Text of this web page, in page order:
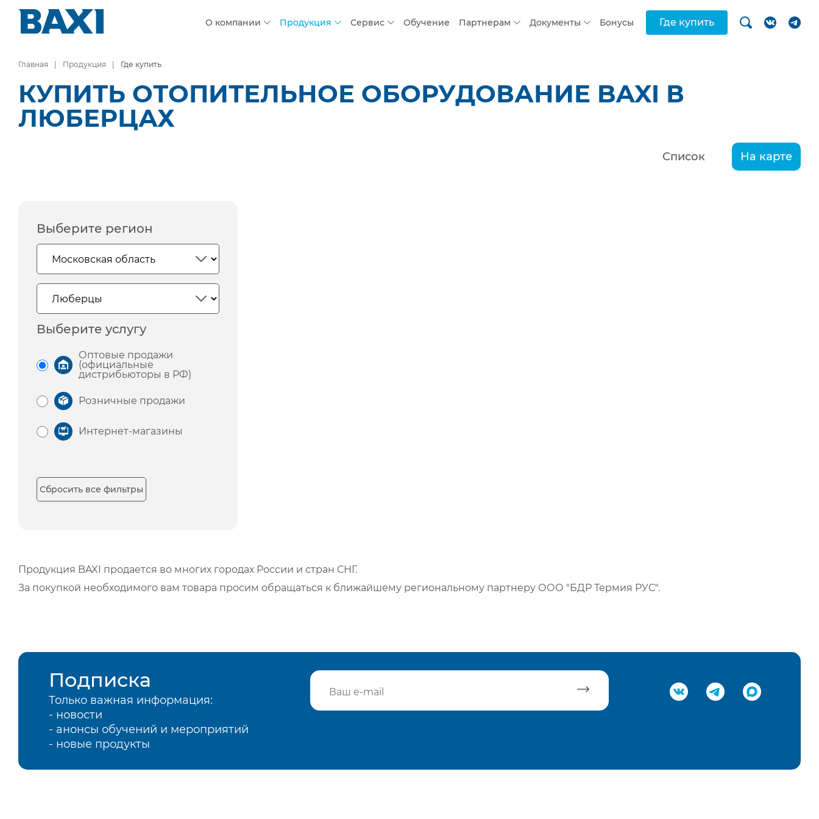
О компании Продукция Сервис Обучение Партнерам Документы Бонусы Где купить
Главная Продукция Где купить
КУПИТЬ ОТОПИТЕЛЬНОЕ ОБОРУДОВАНИЕ BAXI В
ЛЮБЕРЦАХ
Список На карте
Выберите регион
Выберите услугу
Оптовые продажи
(официальные
дистрибьюторы в РФ)
Розничные продажи
Интернет-магазины
Сбросить все фильтры
Продукция BAXI продается во многих городах России и стран СНГ.
За покупкой необходимого вам товара просим обращаться к ближайшему региональному партнеру ООО "БДР Термия РУС".
Подписка
Только важная информация:
- новости
- анонсы обучений и мероприятий
- новые продукты